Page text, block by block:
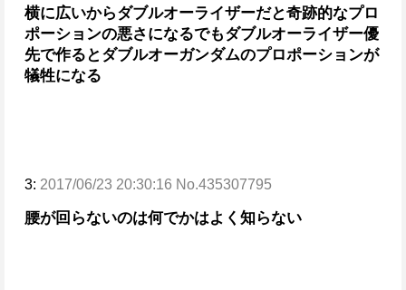
横に広いからダブルオーライザーだと奇跡的なプロ
ポーションの悪さになるでもダブルオーライザー優
先で作るとダブルオーガンダムのプロポーションが
犠牲になる
3: 2017/06/23 20:30:16 No.435307795
腰が回らないのは何でかはよく知らない